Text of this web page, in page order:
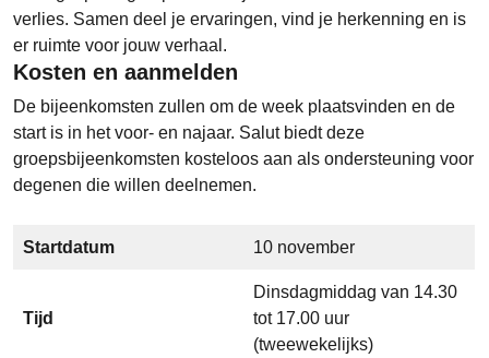
verlies. Samen deel je ervaringen, vind je herkenning en is
er ruimte voor jouw verhaal.
Kosten en aanmelden
De bijeenkomsten zullen om de week plaatsvinden en de
start is in het voor- en najaar. Salut biedt deze
groepsbijeenkomsten kosteloos aan als ondersteuning voor
degenen die willen deelnemen.
Startdatum 10 november
Tijd
Dinsdagmiddag van 14.30
tot 17.00 uur
(tweewekelijks)